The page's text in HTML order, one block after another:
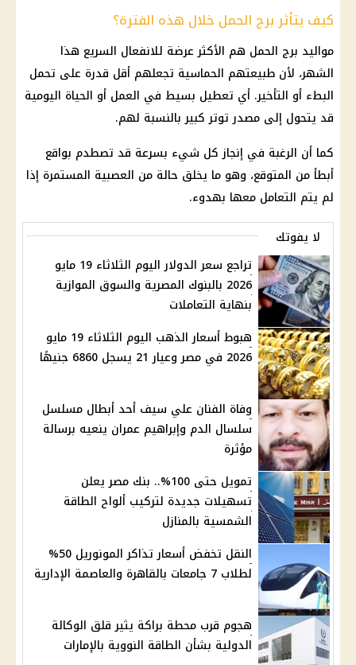
كيف يتأثر برج الحمل خلال هذه الفترة؟
مواليد برج الحمل هم الأكثر عرضة للانفعال السريع هذا
الشهر، لأن طبيعتهم الحماسية تجعلهم أقل قدرة على تحمل
البطء أو التأخير. أي تعطيل بسيط في العمل أو الحياة اليومية
قد يتحول إلى مصدر توتر كبير بالنسبة لهم.
كما أن الرغبة في إنجاز كل شيء بسرعة قد تصطدم بواقع
أبطأ من المتوقع، وهو ما يخلق حالة من العصبية المستمرة إذا
لم يتم التعامل معها بهدوء.
لا يفوتك
تراجع سعر الدولار اليوم الثلاثاء 19 مايو
2026 بالبنوك المصرية والسوق الموازية
بنهاية التعاملات
هبوط أسعار الذهب اليوم الثلاثاء 19 مايو
2026 في مصر وعيار 21 يسجل 6860 جنيهًا
وفاة الفنان علي سيف أحد أبطال مسلسل
سلسال الدم وإبراهيم عمران ينعيه برسالة
مؤثرة
تمويل حتى 100%.. بنك مصر يعلن
تسهيلات جديدة لتركيب ألواح الطاقة
الشمسية بالمنازل
النقل تخفض أسعار تذاكر المونوريل 50%
لطلاب 7 جامعات بالقاهرة والعاصمة الإدارية
هجوم قرب محطة براكة يثير قلق الوكالة
الدولية بشأن الطاقة النووية بالإمارات